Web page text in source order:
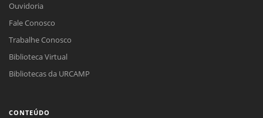
Ouvidoria
Fale Conosco
Trabalhe Conosco
Biblioteca Virtual
Bibliotecas da URCAMP
CONTEÚDO